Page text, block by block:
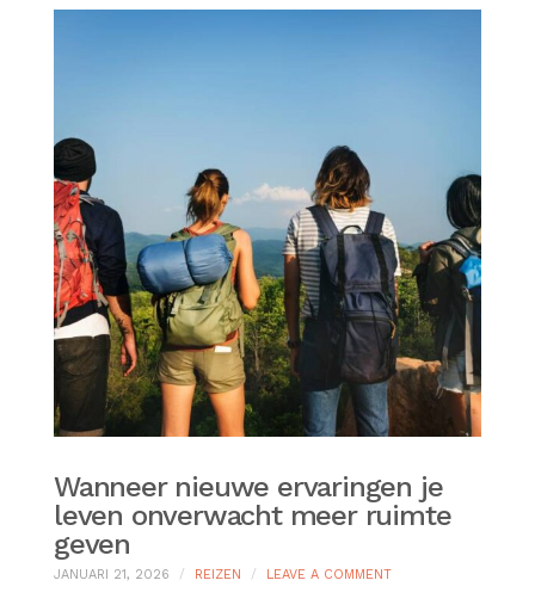
Wanneer nieuwe ervaringen je
leven onverwacht meer ruimte
geven
JANUARI 21, 2026 REIZEN LEAVE A COMMENTON